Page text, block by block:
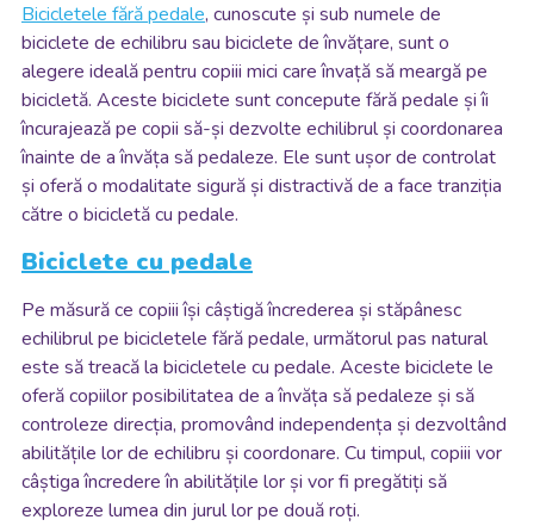
Bicicletele fără pedale, cunoscute și sub numele de
biciclete de echilibru sau biciclete de învățare, sunt o
alegere ideală pentru copiii mici care învață să meargă pe
bicicletă. Aceste biciclete sunt concepute fără pedale și îi
încurajează pe copii să-și dezvolte echilibrul și coordonarea
înainte de a învăța să pedaleze. Ele sunt ușor de controlat
și oferă o modalitate sigură și distractivă de a face tranziția
către o bicicletă cu pedale.
Biciclete cu pedale
Pe măsură ce copiii își câștigă încrederea și stăpânesc
echilibrul pe bicicletele fără pedale, următorul pas natural
este să treacă la bicicletele cu pedale. Aceste biciclete le
oferă copiilor posibilitatea de a învăța să pedaleze și să
controleze direcția, promovând independența și dezvoltând
abilitățile lor de echilibru și coordonare. Cu timpul, copiii vor
câștiga încredere în abilitățile lor și vor fi pregătiți să
exploreze lumea din jurul lor pe două roți.